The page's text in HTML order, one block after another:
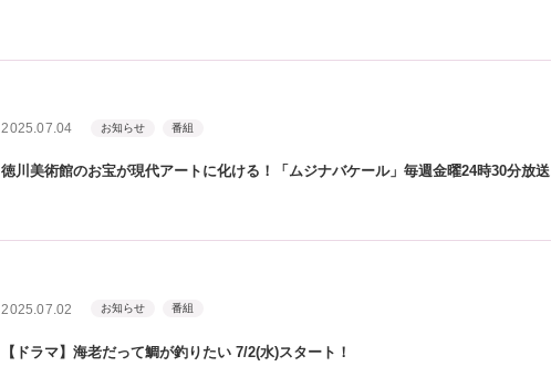
2025.07.04 お知らせ 番組
徳川美術館のお宝が現代アートに化ける！「ムジナバケール」毎週金曜24時30分放送
2025.07.02 お知らせ 番組
【ドラマ】海老だって鯛が釣りたい 7/2(水)スタート！